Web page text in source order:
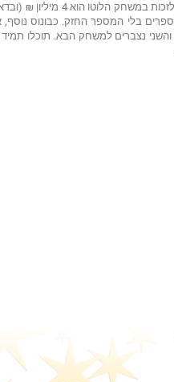
6 מספרים בלי המספר החזק. כבונוס
והשני נצברים למשחק הבא. תוכלו